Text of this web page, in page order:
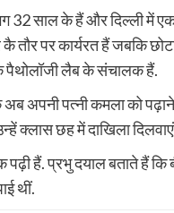
32 साल के हैं और दिल्ली में
पर कार्यरत हैं जबकि
पैथोलॉजी लैब के संचालक हैं.
अब अपनी पत्नी कमला को
क्लास छह में दाखिला
हैं. प्रभु दयाल बताते हैं कि
थीं.